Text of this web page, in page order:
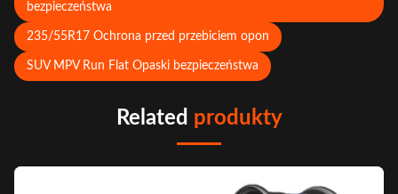
bezpieczeństwa
235/55R17 Ochrona przed przebiciem opon
SUV MPV Run Flat Opaski bezpieczeństwa
Related produkty